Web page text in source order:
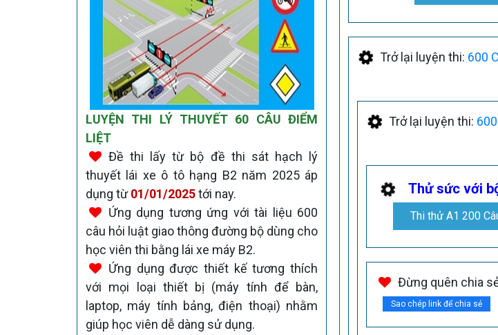
LUYỆN THI LÝ THUYẾT 60 CÂU ĐIỂM
LIỆT
Đề thi lấy từ bộ đề thi sát hạch lý
thuyết lái xe ô tô hạng B2 năm 2025 áp
dụng từ01/01/2025tới nay.
Ứng dụng tương ứng với tài liệu 600
câu hỏi luật giao thông đường bộ dùng cho
học viên thi bằng lái xe máy B2.
Ứng dụng được thiết kế tương thích
với mọi loại thiết bị (máy tính để bàn,
laptop, máy tính bảng, điện thoại) nhằm
giúp học viên dễ dàng sử dụng.
Trở lại luyện thi: 600
Trở lại luyện thi:
Thử sức với
Thi thử A1 200
Đừng quên chia
Sao chép link để chia sẻ